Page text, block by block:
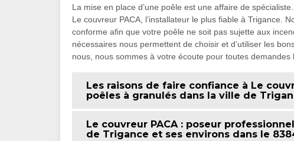
La mise en place d’une poêle est une affaire de
Le couvreur PACA, l’installateur le plus fiable à Trigance.
conforme afin que votre poêle ne soit pas sujette aux
nécessaires nous permettent de choisir et d’utiliser les
nous, nous sommes à votre écoute pour toutes
Les raisons de faire confiance à Le
poêles à granulés dans la ville de
Le couvreur PACA : poseur
de Trigance et ses environs dans le